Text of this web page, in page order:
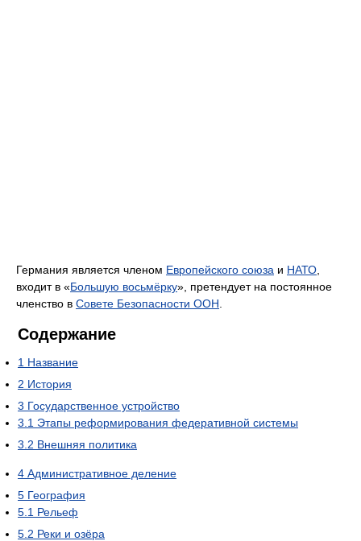
Германия является членом Европейского союза и НАТО
входит в «Большую восьмёрку», претендует на постоянное
членство в Совете Безопасности ООН
Содержание
1 Название
2 История
3 Государственное устройство
3.1 Этапы реформирования федеративной системы
3.2 Внешняя политика
4 Административное деление
5 География
5.1 Рельеф
5.2 Реки и озёра